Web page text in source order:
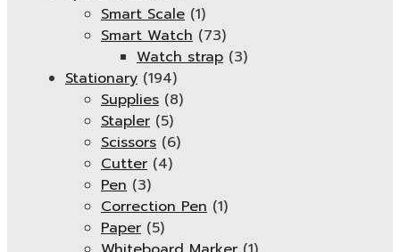
Smart Scale (1)
Smart Watch (73)
Watch strap (3)
Stationary (194)
Supplies (8)
Stapler (5)
Scissors (6)
Cutter (4)
Pen (3)
Correction Pen (1)
Paper (5)